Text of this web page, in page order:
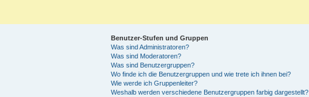
Benutzer-Stufen und Gruppen
Was sind Administratoren?
Was sind Moderatoren?
Was sind Benutzergruppen?
Wo finde ich die Benutzergruppen und wie trete ich ihnen bei?
Wie werde ich Gruppenleiter?
Weshalb werden verschiedene Benutzergruppen farbig dargestellt?